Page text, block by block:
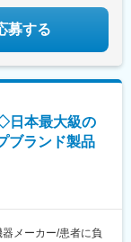
募する
日本最大級の
ブランド製品
メーカー/患者に負